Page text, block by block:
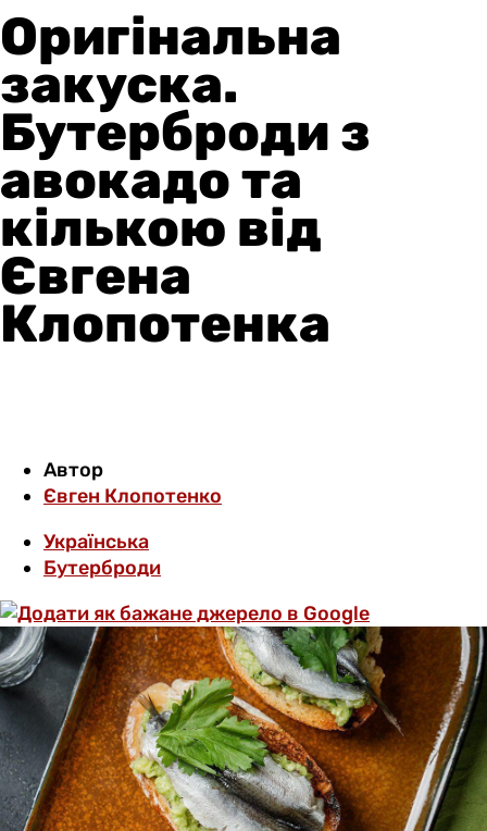
Оригінальна
закуска.
Бутерброди з
авокадо та
кількою від
Євгена
Клопотенка
Автор
Євген Клопотенко
Українська
Бутерброди